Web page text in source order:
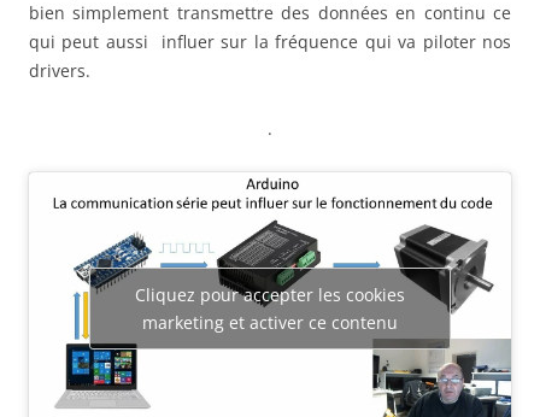
bien simplement transmettre des données en continu ce
qui peut aussi influer sur la fréquence qui va piloter nos
drivers.
.
Cliquez pour accepter les cookies
marketing et activer ce contenu